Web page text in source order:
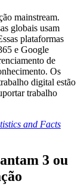
mainstream.
globais usam
plataformas
e Google
de
Os
digital estão
trabalho
and Facts
3 ou